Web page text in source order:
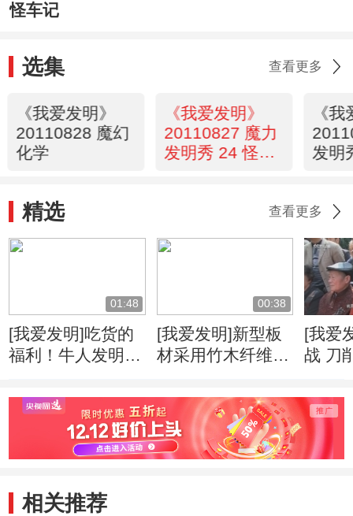
怪车记
选集 查看更多
《我爱发明》
20110828 魔幻
化学
《我爱发明》
20110827 魔力
发明秀 24 怪车
《
发明
精选 查看更多
01:48
[我爱发明]吃货的
福利！牛人发明自
00:38
[我爱发明]新型板
材采用竹木纤维
输成本
[我爱
战 刀
相关推荐